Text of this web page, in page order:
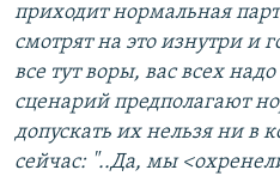
приходит нормальная
смотрят на это изнутри и
все тут воры, вас всех
сценарий предполагают
допускать их нельзя ни в
сейчас: "..Да, мы